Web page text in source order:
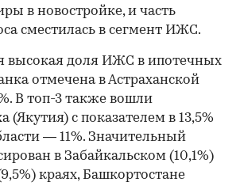
в новостройке, и часть
сместилась в сегмент ИЖС.
высокая доля ИЖС в ипотечных
отмечена в Астраханской
В топ-3 также вошли
(Якутия) с показателем в 13,5%
— 11%. Значительный
в Забайкальском (10,1%)
краях, Башкортостане